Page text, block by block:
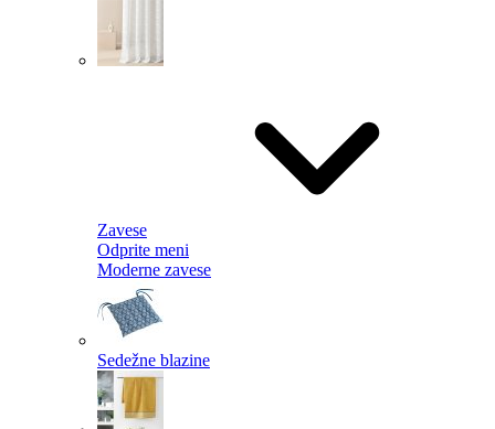
Zavese
Odprite meni
Moderne zavese
Sedežne blazine